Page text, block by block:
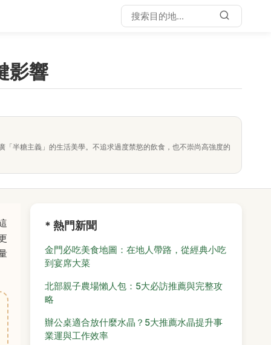
影響
半糖主義」的生活美學。不追求過度禁慾的飲食，也不崇尚高強度的
* 熱門新聞
金門必吃美食地圖：在地人帶路，從經典小吃
到宴席大菜
北部親子農場懶人包：5大必訪推薦與完整攻
略
辦公桌適合放什麼水晶？5大推薦水晶提升事
業運與工作效率